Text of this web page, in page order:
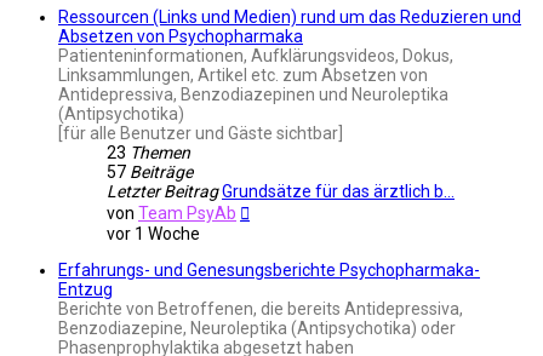
Ressourcen (Links und Medien) rund um das Reduzieren und
Absetzen von Psychopharmaka
Patienteninformationen, Aufklärungsvideos, Dokus,
Linksammlungen, Artikel etc. zum Absetzen von
Antidepressiva, Benzodiazepinen und Neuroleptika
(Antipsychotika)
[für alle Benutzer und Gäste sichtbar]
23 Themen
57 Beiträge
Letzter BeitragGrundsätze für das ärztlich b…
von Team PsyAb
vor 1 Woche
Erfahrungs- und Genesungsberichte Psychopharmaka-
Entzug
Berichte von Betroffenen, die bereits Antidepressiva,
Benzodiazepine, Neuroleptika (Antipsychotika) oder
Phasenprophylaktika abgesetzt haben